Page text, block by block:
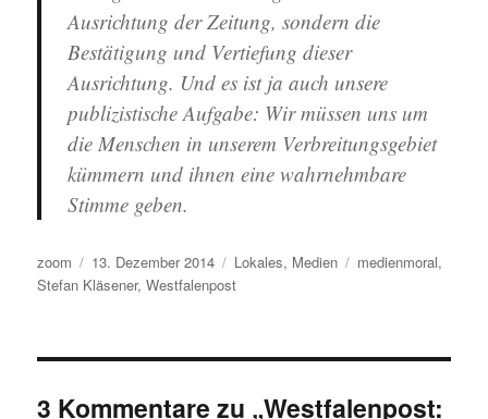
Ausrichtung der Zeitung, sondern die
Bestätigung und Vertiefung dieser
Ausrichtung. Und es ist ja auch unsere
publizistische Aufgabe: Wir müssen uns um
die Menschen in unserem Verbreitungsgebiet
kümmern und ihnen eine wahrnehmbare
Stimme geben.
Autor
zoom
Veröffentlicht
am
13. Dezember 2014 Kategorien
Lokales, Medien Schlagwörter
medienmoral,
Stefan Kläsener,Westfalenpost
3 Kommentare zu „Westfalenpost: